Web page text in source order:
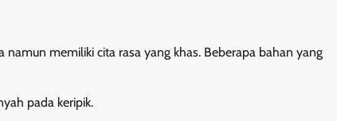
memiliki cita rasa yang khas. Beberapa bahan yang
pada keripik.